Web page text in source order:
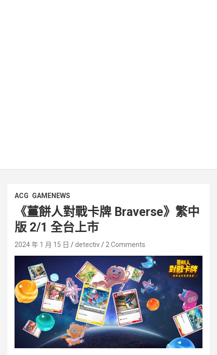
ACG GAMENEWS
《薑餅人對戰卡牌 Braverse》繁中
版 2/1 全台上市
2024 年 1 月 15 日 detectiv 2 Comments